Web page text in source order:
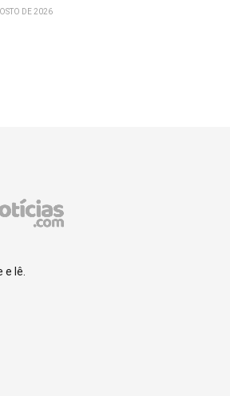
DE 2026
lê.